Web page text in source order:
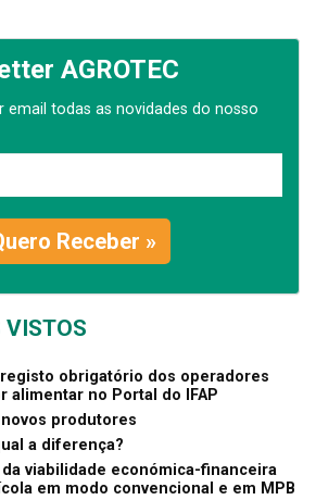
AGROTEC
email todas as novidades do nosso
Receber »
VISTOS
obrigatório dos operadores
alimentar no Portal do IFAP
produtores
a diferença?
viabilidade económica-financeira
em modo convencional e em MPB